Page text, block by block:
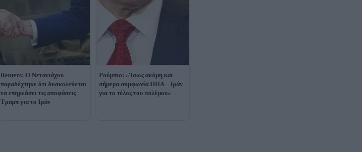
Reuters: Ο Νετανιάχου
παραδέχτηκε ότι δυσκολεύεται
να επηρεάσει τις αποφάσεις
Τραμπ για το Ιράν
Ρούμπιο: «Ίσως ακόμη και
σήμερα συμφωνία ΗΠΑ – Ιράν
για το τέλος του πολέμου»